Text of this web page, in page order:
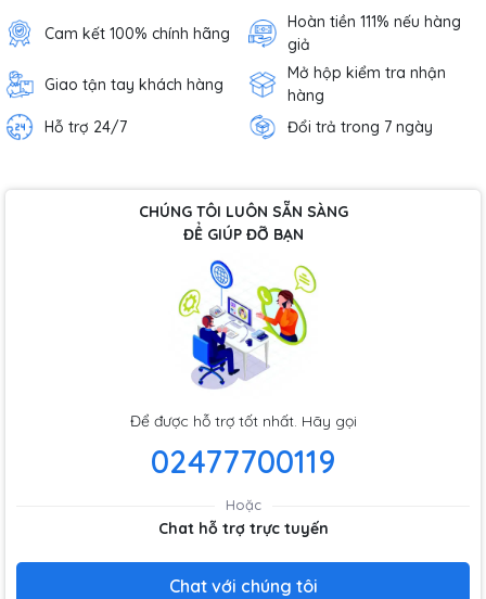
Cam kết 100% chính hãng
Hoàn tiền 111% nếu hàng
giả
Giao tận tay khách hàng
Mở hộp kiểm tra nhận
hàng
Hỗ trợ 24/7
Đổi trả trong 7 ngày
CHÚNG TÔI LUÔN SẴN SÀNG
ĐỂ GIÚP ĐỠ BẠN
Để được hỗ trợ tốt nhất. Hãy gọi
02477700119
Hoặc
Chat hỗ trợ trực tuyến
Chat với chúng tôi